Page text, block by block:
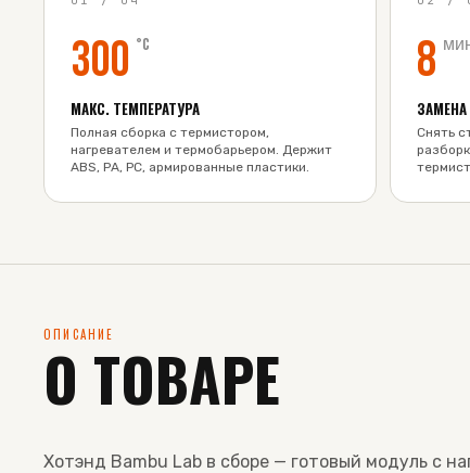
300 °C
МАКС. ТЕМПЕРАТУРА
Полная сборка с термистором,
нагревателем и термобарьером. Держит
ABS, PA, PC, армированные пластики.
8
ЗАМЕНА
Снять
ОПИСАНИЕ
О ТОВАРЕ
Хотэнд Bambu Lab в сборе — готовый модуль с